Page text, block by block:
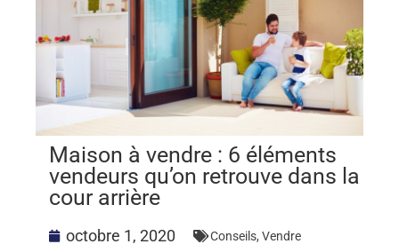
Maison à vendre : 6 éléments
vendeurs qu’on retrouve dans la
cour arrière
octobre 1, 2020 Conseils, Vendre